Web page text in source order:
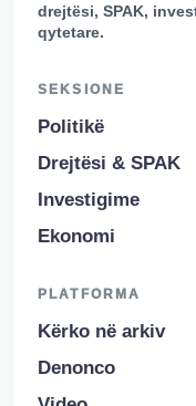
drejtësi, SPAK,
qytetare.
SEKSIONE
Politikë
Drejtësi & SPAK
Investigime
Ekonomi
PLATFORMA
Kërko në arkiv
Denonco